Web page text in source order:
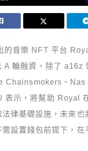
的音樂 NFT 平台
A 輪融資，除了 a16z
Chainsmokers、Nas
表示，將幫助 Royal
律基礎設施，未來也
需設置錢包前提下，在